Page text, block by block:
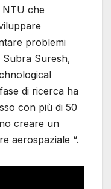
NTU che
problemi
Subra Suresh,
di ricerca ha
con più di 50
creare un
aerospaziale “.